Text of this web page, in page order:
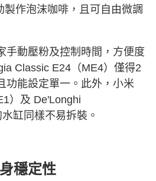
作泡沫咖啡，且可自由微調
手動壓粉及控制時間，方便度
Classic E24（ME4）僅得2
功能設定單一。此外，小米
）及 De'Longhi
缸同樣不易拆裝。
穩定性